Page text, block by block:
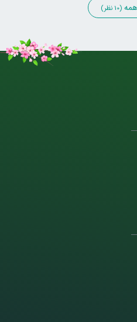
(10 نظر)